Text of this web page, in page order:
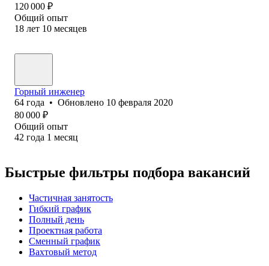
120 000 ₽
Общий опыт
18 лет 10 месяцев
Горный инженер
64 года • Обновлено 10 февраля 2020
80 000 ₽
Общий опыт
42 года 1 месяц
Быстрые фильтры подбора вакансий
Частичная занятость
Гибкий график
Полный день
Проектная работа
Сменный график
Вахтовый метод